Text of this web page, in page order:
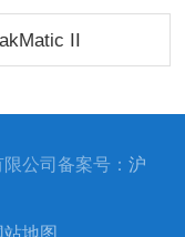
II
司备案号：沪